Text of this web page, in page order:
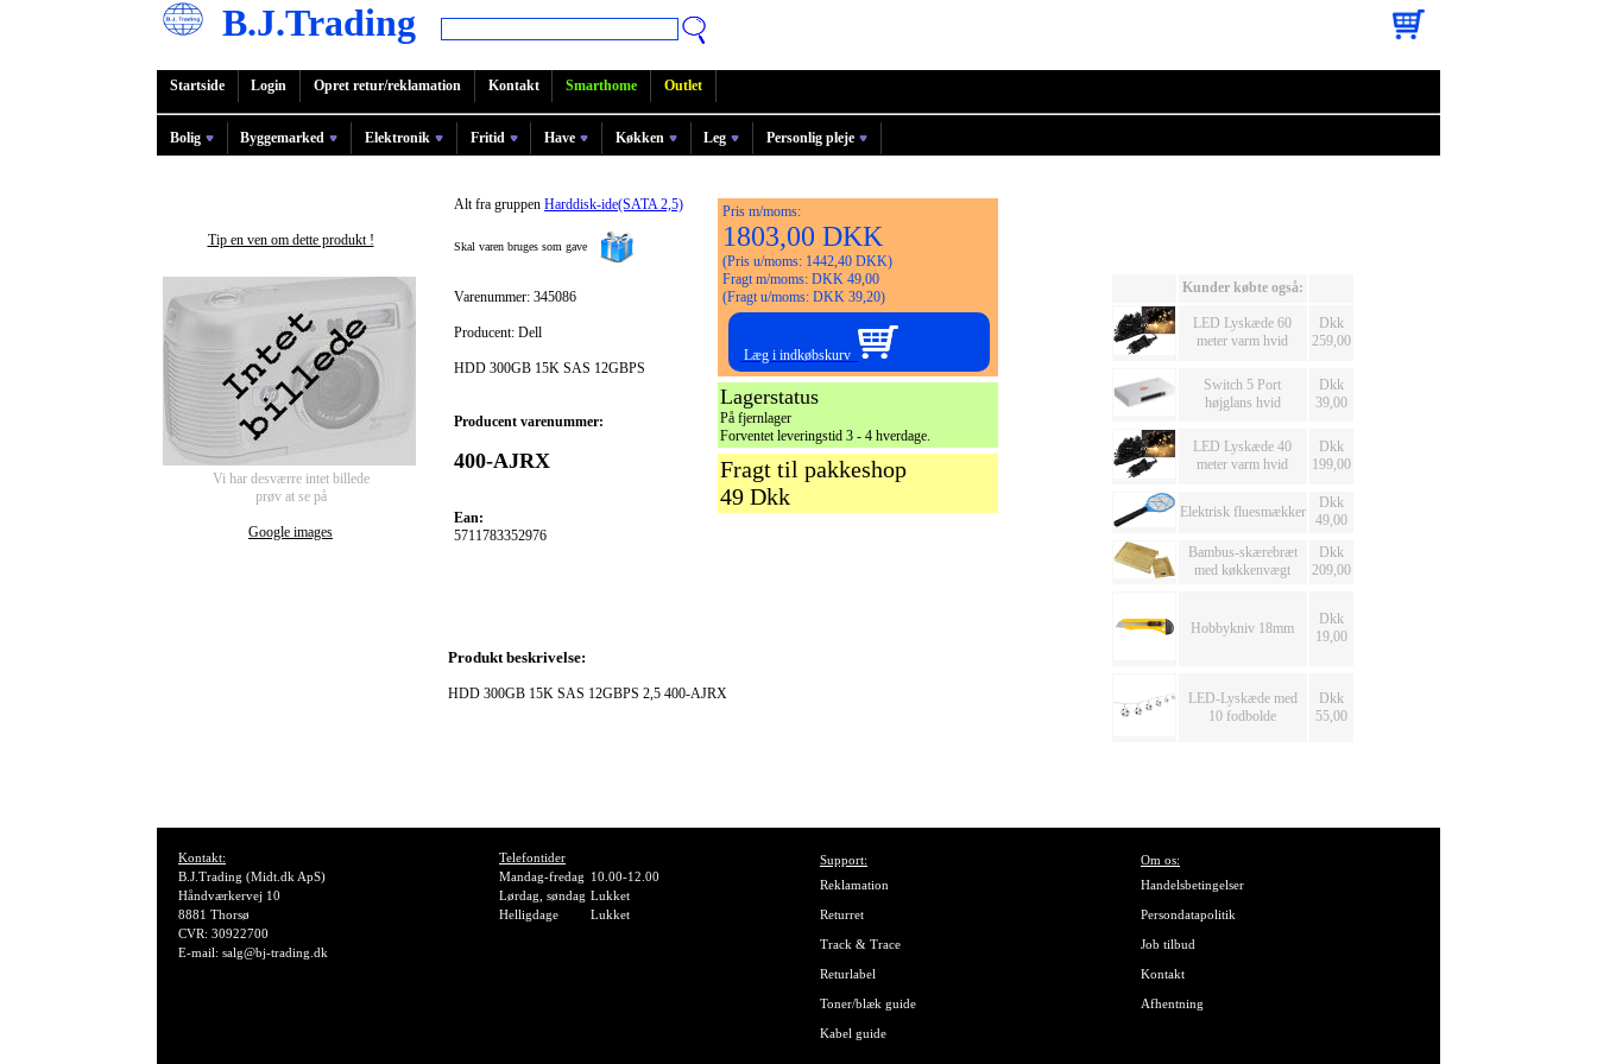
B.J.Trading
Startside Login Opret retur/reklamation Kontakt Smarthome Outlet
Bolig Byggemarked Elektronik Fritid Have Køkken Leg Personlig pleje
Tip en ven om dette produkt !
Vi har desværre intet billede
prøv at se på
Google images
Alt fra gruppen Harddisk-ide(SATA 2,5)
Skal varen bruges som gave
Varenummer: 345086
Producent: Dell
HDD 300GB 15K SAS 12GBPS
Producent varenummer:
400-AJRX
Ean:
5711783352976
Pris m/moms:
1803,00 DKK
(Pris u/moms: 1442,40 DKK)
Fragt m/moms: DKK 49,00
(Fragt u/moms: DKK 39,20)
Læg i indkøbskurv
Lagerstatus
På fjernlager
Forventet leveringstid 3 - 4 hverdage.
Fragt til pakkeshop
49 Dkk
Produkt beskrivelse:
HDD 300GB 15K SAS 12GBPS 2,5 400-AJRX
Kunder købte også:
LED Lyskæde 60
meter varm hvid
Dkk
259,00
Switch 5 Port
højglans hvid
Dkk
39,00
LED Lyskæde 40
meter varm hvid
Dkk
199,00
Elektrisk fluesmækker
Dkk
49,00
Bambus-skærebræt
med køkkenvægt
Dkk
209,00
Hobbykniv 18mm
Dkk
19,00
LED-Lyskæde med
10 fodbolde
Dkk
55,00
Kontakt:
B.J.Trading (Midt.dk ApS)
Håndværkervej 10
8881 Thorsø
CVR: 30922700
E-mail: salg@bj-trading.dk
Telefontider
Mandag-fredag 10.00-12.00
Lørdag, søndag Lukket
Helligdage
Lukket
Support:
Reklamation
Returret
Track & Trace
Returlabel
Toner/blæk guide
Kabel guide
Om os:
Handelsbetingelser
Persondatapolitik
Job tilbud
Kontakt
Afhentning